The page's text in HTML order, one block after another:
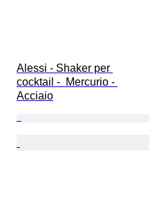
Alessi - Shaker per
cocktail -  Mercurio -
Acciaio